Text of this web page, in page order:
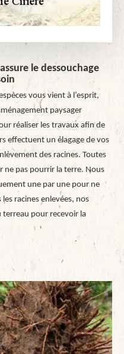
le dessouchage
vous vient à l’esprit,
paysager
réaliser les travaux afin de
effectuent un élagage de vos
des racines. Toutes
ne pas pourrir la terre. Nous
une par une pour ne
racines enlevées, nos
terreau pour recevoir la